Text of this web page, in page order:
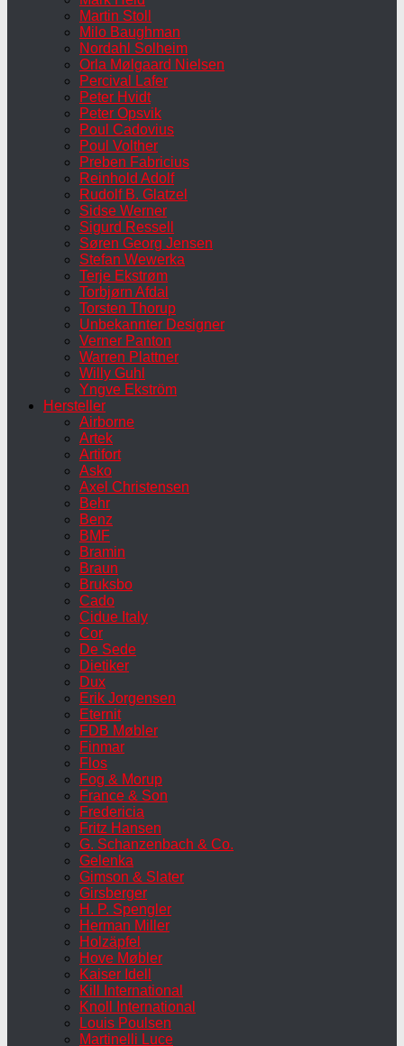
Martin Stoll
Milo Baughman
Nordahl Solheim
Orla Mølgaard Nielsen
Percival Lafer
Peter Hvidt
Peter Opsvik
Poul Cadovius
Poul Volther
Preben Fabricius
Reinhold Adolf
Rudolf B. Glatzel
Sidse Werner
Sigurd Ressell
Søren Georg Jensen
Stefan Wewerka
Terje Ekstrøm
Torbjørn Afdal
Torsten Thorup
Unbekannter Designer
Verner Panton
Warren Plattner
Willy Guhl
Yngve Ekström
Hersteller
Airborne
Artek
Artifort
Asko
Axel Christensen
Behr
Benz
BMF
Bramin
Braun
Bruksbo
Cado
Cidue Italy
Cor
De Sede
Dietiker
Dux
Erik Jorgensen
Eternit
FDB Møbler
Finmar
Flos
Fog & Morup
France & Son
Fredericia
Fritz Hansen
G. Schanzenbach & Co.
Gelenka
Gimson & Slater
Girsberger
H. P. Spengler
Herman Miller
Holzäpfel
Hove Møbler
Kaiser Idell
Kill International
Knoll International
Louis Poulsen
Martinelli Luce